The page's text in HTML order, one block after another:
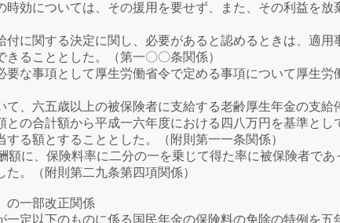
効については、その援用を要せず、また、その利益を放
に関する決定に関し、必要があると認めるときは、適用
ることとした。（第一〇〇条関係）
な事項として厚生労働省令で定める事項について厚生労
、六五歳以上の被保険者に支給する老齢厚生年金の支給
の合計額から平成一六年度における四八万円を基準とし
る額とすることとした。（附則第一一条関係）
に、保険料率に二分の一を乗じて得た率に被保険者であ
。（附則第二九条第四項関係）
の一部改正関係
定以下のものに係る国民年金の保険料の免除の特例を五